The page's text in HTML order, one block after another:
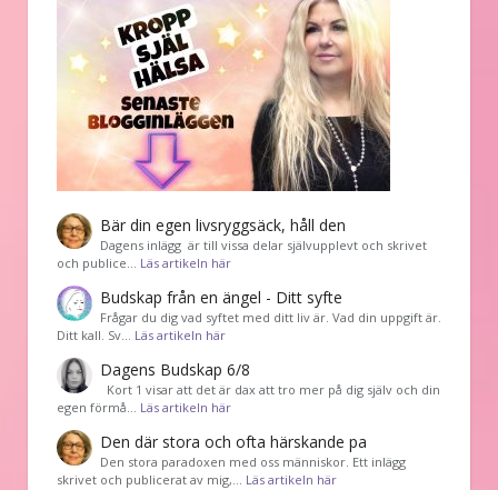
Bär din egen livsryggsäck, håll den
Dagens inlägg är till vissa delar självupplevt och skrivet
och publice… Läs artikeln här
Budskap från en ängel - Ditt syfte
Frågar du dig vad syftet med ditt liv är. Vad din uppgift är.
Ditt kall. Sv… Läs artikeln här
Dagens Budskap 6/8
Kort 1 visar att det är dax att tro mer på dig själv och din
egen förmå… Läs artikeln här
Den där stora och ofta härskande pa
Den stora paradoxen med oss människor. Ett inlägg
skrivet och publicerat av mig,… Läs artikeln här